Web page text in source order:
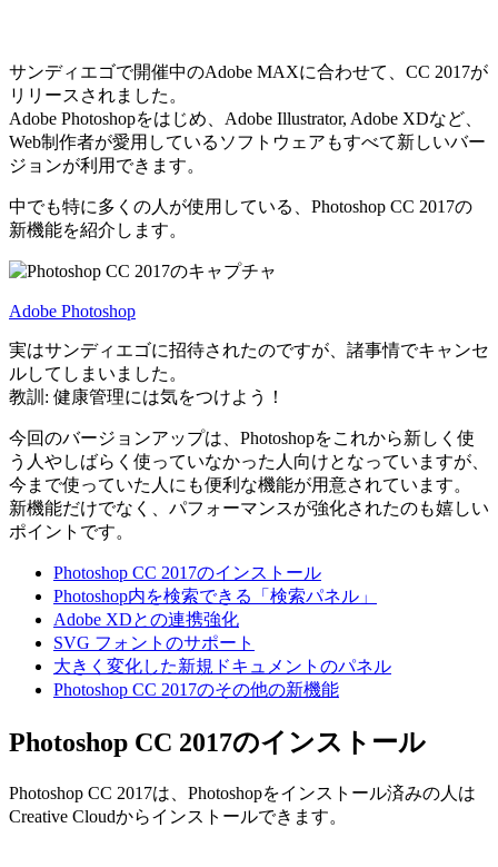
サンディエゴで開催中のAdobe MAXに合わせて、CC 2017が
リリースされました。
Adobe Photoshopをはじめ、Adobe Illustrator, Adobe XDなど、
Web制作者が愛用しているソフトウェアもすべて新しいバー
ジョンが利用できます。
中でも特に多くの人が使用している、Photoshop CC 2017の
新機能を紹介します。
Adobe Photoshop
実はサンディエゴに招待されたのですが、諸事情でキャンセ
ルしてしまいました。
教訓: 健康管理には気をつけよう！
今回のバージョンアップは、Photoshopをこれから新しく使
う人やしばらく使っていなかった人向けとなっていますが、
今まで使っていた人にも便利な機能が用意されています。
新機能だけでなく、パフォーマンスが強化されたのも嬉しい
ポイントです。
Photoshop CC 2017のインストール
Photoshop内を検索できる「検索パネル」
Adobe XDとの連携強化
SVG フォントのサポート
大きく変化した新規ドキュメントのパネル
Photoshop CC 2017のその他の新機能
Photoshop CC 2017のインストール
Photoshop CC 2017は、Photoshopをインストール済みの人は
Creative Cloudからインストールできます。